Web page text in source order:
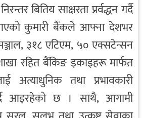
बितिय साक्षरता प्रर्वद्धन गर्दै
कुमारी बैंकले आफ्ना देशभर
३१८ एटिएम, ५० एक्सटेन्सन
रहित बैंकिङ इकाइहरू मार्फत
अत्याधुनिक तथा प्रभावकारी
आइरहेको छ । साथै, आगामी